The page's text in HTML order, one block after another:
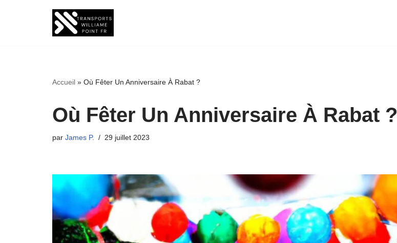
Accueil » Où Fêter Un Anniversaire À Rabat ?
Où Fêter Un Anniversaire À Rabat ?
par James P. 29 juillet 2023